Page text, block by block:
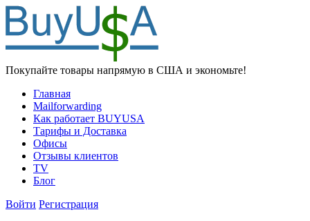
Покупайте товары напрямую в США и экономьте!
Главная
Mailforwarding
Как работает BUYUSA
Тарифы и Доставка
Офисы
Отзывы клиентов
TV
Блог
Войти Регистрация